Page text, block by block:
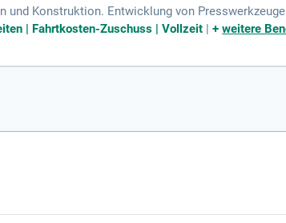
und Konstruktion. Entwicklung von
rund um Karosserie und Werkzeugtechnik.
| Fahrtkosten-Zuschuss | Vollzeit |+weitere